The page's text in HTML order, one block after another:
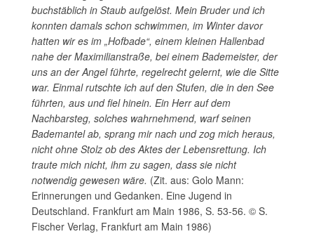
buchstäblich in Staub aufgelöst. Mein Bruder und ich
konnten damals schon schwimmen, im Winter davor
hatten wir es im „Hofbade“, einem kleinen Hallenbad
nahe der Maximilianstraße, bei einem Bademeister, der
uns an der Angel führte, regelrecht gelernt, wie die Sitte
war. Einmal rutschte ich auf den Stufen, die in den See
führten, aus und fiel hinein. Ein Herr auf dem
Nachbarsteg, solches wahrnehmend, warf seinen
Bademantel ab, sprang mir nach und zog mich heraus,
nicht ohne Stolz ob des Aktes der Lebensrettung. Ich
traute mich nicht, ihm zu sagen, dass sie nicht
notwendig gewesen wäre. (Zit. aus: Golo Mann:
Erinnerungen und Gedanken. Eine Jugend in
Deutschland. Frankfurt am Main 1986, S. 53-56. © S.
Fischer Verlag, Frankfurt am Main 1986)